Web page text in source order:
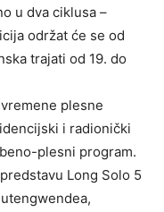
u dva ciklusa –
održat će se od
trajati od 19. do
plesne
i radionički
plesni program.
Long Solo 5